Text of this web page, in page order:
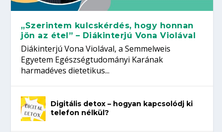
„Szerintem kulcskérdés, hogy honnan
jön az étel” – Diákinterjú Vona Violával
Diákinterjú Vona Violával, a Semmelweis
Egyetem Egészségtudományi Karának
harmadéves dietetikus...
Digitális detox – hogyan kapcsolódj ki
telefon nélkül?